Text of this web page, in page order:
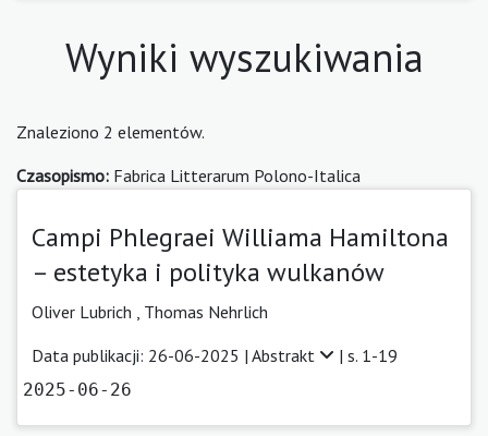
Wyniki wyszukiwania
Znaleziono 2 elementów.
Czasopismo: Fabrica Litterarum Polono-Italica
Campi Phlegraei Williama Hamiltona
– estetyka i polityka wulkanów
Oliver Lubrich
Thomas Nehrlich
Data publikacji: 26-06-2025 | Abstrakt | s. 1-19
2025-06-26